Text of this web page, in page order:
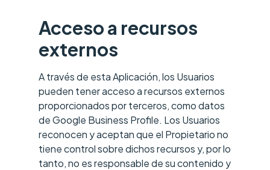
Acceso a recursos
externos
A través de esta Aplicación, los Usuarios
pueden tener acceso a recursos externos
proporcionados por terceros, como datos
de Google Business Profile. Los Usuarios
reconocen y aceptan que el Propietario no
tiene control sobre dichos recursos y, por lo
tanto, no es responsable de su contenido y